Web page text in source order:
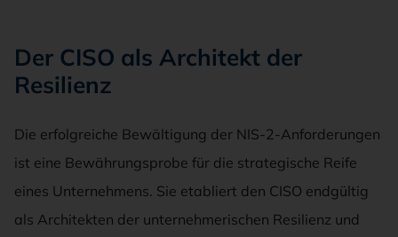
Der CISO als Architekt der
Resilienz
Die erfolgreiche Bewältigung der NIS-2-Anforderungen
ist eine Bewährungsprobe für die strategische Reife
eines Unternehmens. Sie etabliert den CISO endgültig
als Architekten der unternehmerischen Resilienz und